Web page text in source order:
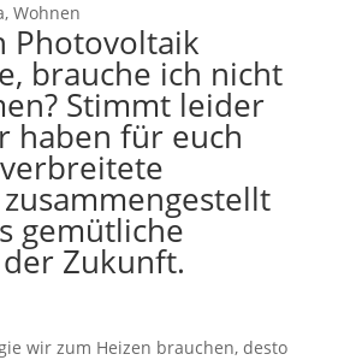
, Wohnen
Photovoltaik
brauche ich nicht
Stimmt leider
haben für euch
gemütliche
Zukunft.
wir zum Heizen brauchen, desto